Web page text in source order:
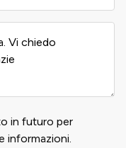
in futuro per
informazioni.